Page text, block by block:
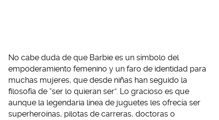
No cabe duda de que Barbie es un símbolo del
empoderamiento femenino y un faro de identidad para
muchas mujeres, que desde niñas han seguido la
filosofía de “ser lo quieran ser”. Lo gracioso es que
aunque la legendaria línea de juguetes les ofrecía ser
superheroínas, pilotas de carreras, doctoras o